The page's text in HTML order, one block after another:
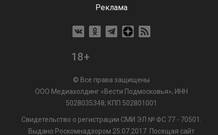
Реклама
18+
© Все права защищены
ООО Медиахолдинг «Вести Подмосковья», ИНН
5028035348; КПП 502801001
Свидетельство о регистрации СМИ ЭЛ № ФС 77 - 70501.
Выдано Роскомнадзором 25.07.2017. Посещая сайт